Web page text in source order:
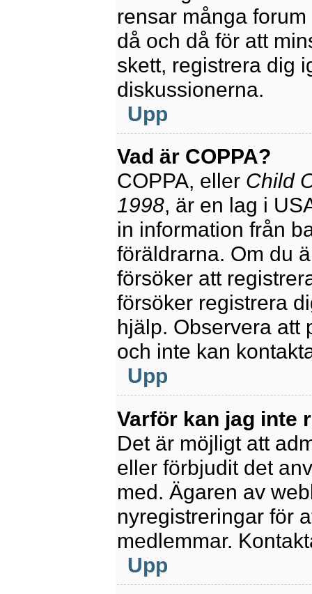
rensar många
då och då för att
skett, registrera dig
diskussionerna.
Upp
Vad är COPPA?
COPPA, eller Child
1998, är en lag i
in information från
föräldrarna. Om du
försöker att
försöker registrera
hjälp. Observera att
och inte kan
Upp
Varför kan jag inte
Det är möjligt att
eller förbjudit det
med. Ägaren av
nyregistreringar för
medlemmar.
Upp